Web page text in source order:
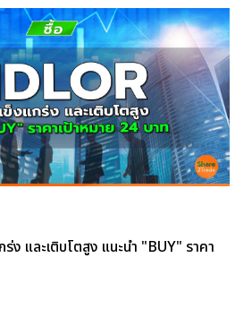
และเติบโตสูง แนะนำ "BUY" ราคา